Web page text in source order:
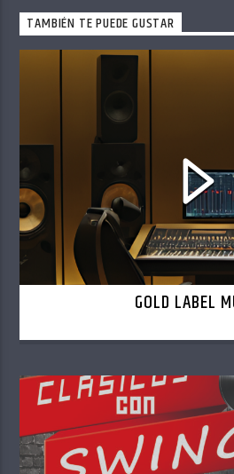
TAMBIÉN TE PUEDE GUSTAR
GOLD LABEL